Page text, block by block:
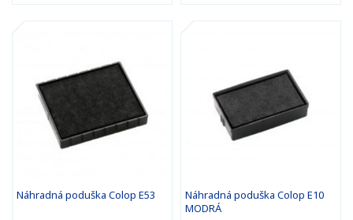
Náhradná poduška Colop E53
Náhradná poduška Colop E10
MODRÁ